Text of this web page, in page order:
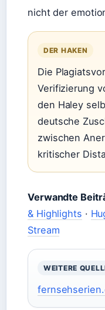
nicht der
DER HAKEN
Die
Verifizierung
den Haley
deutsche
zwischen
kritischer
Verwandte
& Highlights ·
Stream
WEITERE